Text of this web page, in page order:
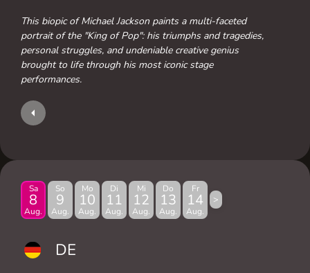
This biopic of Michael Jackson paints a multi-faceted
portrait of the "King of Pop": his triumphs and tragedies,
personal struggles, and undeniable creative genius
brought to life through his most iconic stage
performances.
Sa
8
Aug.
So
9
Aug.
Mo
10
Aug.
Di
11
Aug.
Mi
12
Aug.
Do
13
Aug.
Fr
14
Aug.
>
DE